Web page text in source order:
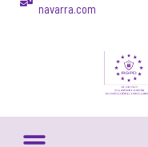
navarra.com